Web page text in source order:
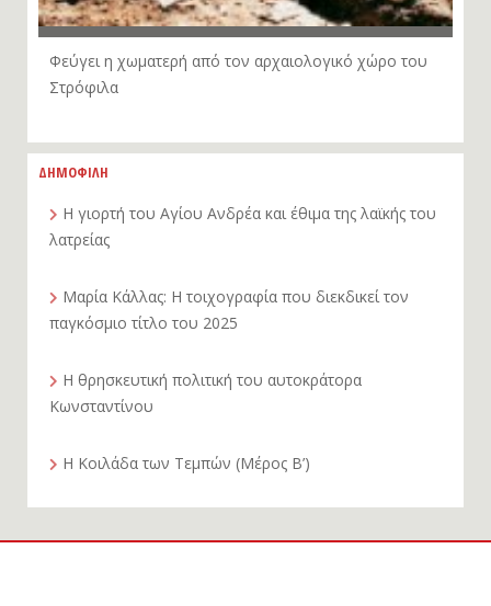
Φεύγει η χωματερή από τον αρχαιολογικό χώρο του
Στρόφιλα
ΔΗΜΟΦΙΛΗ
Η γιορτή του Αγίου Ανδρέα και έθιμα της λαϊκής του
λατρείας
Μαρία Κάλλας: Η τοιχογραφία που διεκδικεί τον
παγκόσμιο τίτλο του 2025
Η θρησκευτική πολιτική του αυτοκράτορα
Κωνσταντίνου
Η Κοιλάδα των Τεμπών (Μέρος Β’)